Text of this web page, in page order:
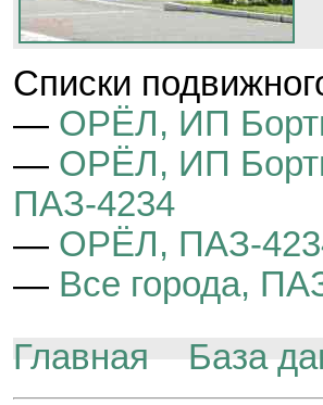
Cписки
— ОРЁЛ, ИП
— ОРЁЛ, ИП
ПАЗ-4234
— ОРЁЛ, ПАЗ-
— Все города,
Главная
База